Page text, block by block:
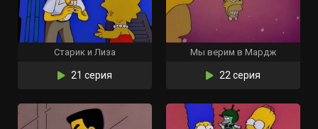
Старик и Лиза
21 серия
Мы верим в Мардж
22 серия